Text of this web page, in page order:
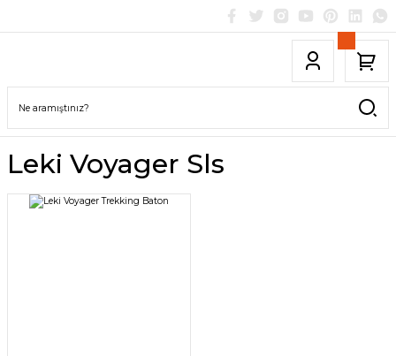
Leki Voyager Sls